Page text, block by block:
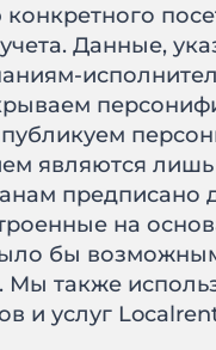
Данные,
публикуем
являются лишь
предписано
на
бы
также
и услуг